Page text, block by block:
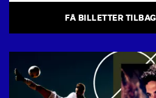
FÅ BILLETTER